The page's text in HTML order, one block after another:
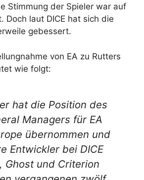
Stimmung der Spieler war auf
Doch laut DICE hat sich die
gebessert.
von EA zu Rutters
wie folgt:
hat die Position des
Managers für EA
übernommen und
Entwickler bei DICE
Ghost und Criterion